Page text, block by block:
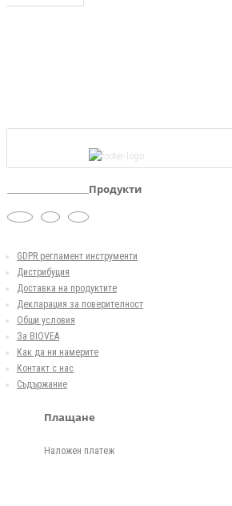
Продукти
GDPR регламент инструменти
Дистрибуция
Доставка на продуктите
Декларация за поверителност
Общи условия
За BIOVEA
Как да ни намерите
Контакт с нас
Съдържание
Плащане
Наложен платеж